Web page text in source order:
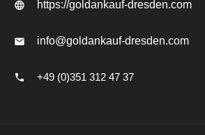
https://goldankauf-dresden.com
info@goldankauf-dresden.com
+49 (0)351 312 47 37